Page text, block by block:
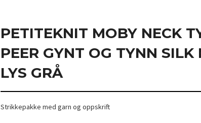
PETITEKNIT MOBY NECK
PEER GYNT OG TYNN SILK
LYS GRÅ
Strikkepakke med garn og oppskrift